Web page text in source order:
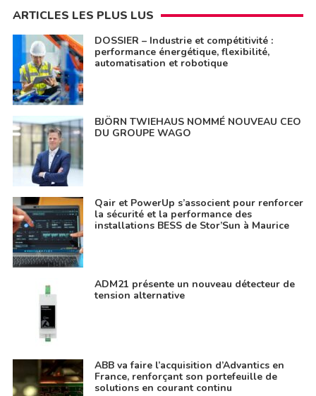
ARTICLES LES PLUS LUS
DOSSIER – Industrie et compétitivité :
performance énergétique, flexibilité,
automatisation et robotique
BJÖRN TWIEHAUS NOMMÉ NOUVEAU CEO
DU GROUPE WAGO
Qair et PowerUp s’associent pour renforcer
la sécurité et la performance des
installations BESS de Stor’Sun à Maurice
ADM21 présente un nouveau détecteur de
tension alternative
ABB va faire l’acquisition d’Advantics en
France, renforçant son portefeuille de
solutions en courant continu